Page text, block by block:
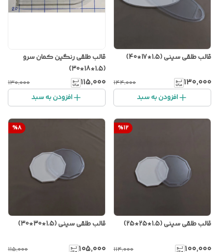
قالب طلقی سینی (1.5*17*40)
۱۳۰٬۰۰۰ ۱۴۴٬۰۰۰
افزودن به سبد
قالب طلقی رنگین کمان سرو
(1.5*18*30)
۱۱۵٬۰۰۰ ۱۳۰٬۰۰۰
افزودن به سبد
%12
قالب طلقی سینی (1.5*25*25)
۱۰۰٬۰۰۰ ۱۱۴٬۰۰۰
%8
قالب طلقی سینی (1.5*30*30)
۱۰۵٬۰۰۰ ۱۱۵٬۰۰۰